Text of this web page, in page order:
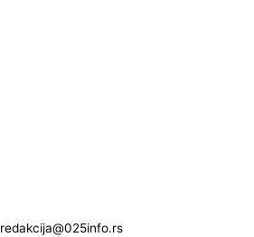
redakcija@025info.rs